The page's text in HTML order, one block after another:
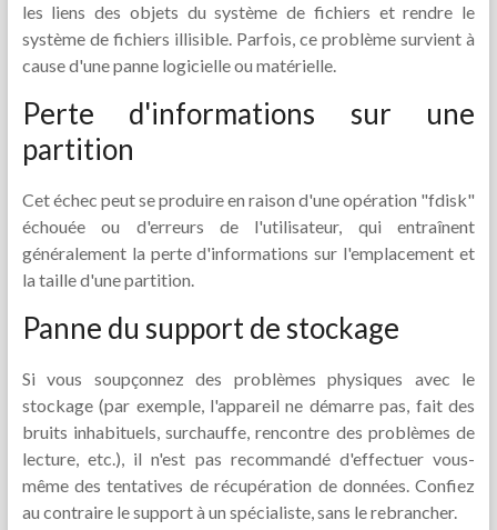
les liens des objets du système de fichiers et rendre le
système de fichiers illisible. Parfois, ce problème survient à
cause d'une panne logicielle ou matérielle.
Perte d'informations sur une
partition
Cet échec peut se produire en raison d'une opération "fdisk"
échouée ou d'erreurs de l'utilisateur, qui entraînent
généralement la perte d'informations sur l'emplacement et
la taille d'une partition.
Panne du support de stockage
Si vous soupçonnez des problèmes physiques avec le
stockage (par exemple, l'appareil ne démarre pas, fait des
bruits inhabituels, surchauffe, rencontre des problèmes de
lecture, etc.), il n'est pas recommandé d'effectuer vous-
même des tentatives de récupération de données. Confiez
au contraire le support à un spécialiste, sans le rebrancher.